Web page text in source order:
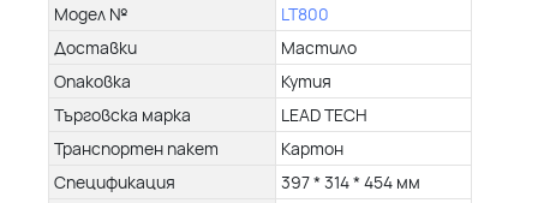
Модел №
LT800
Доставки
Мастило
Опаковка
Кутия
Търговска марка
LEAD TECH
Транспортен пакет
Картон
Спецификация
397 * 314 * 454 мм